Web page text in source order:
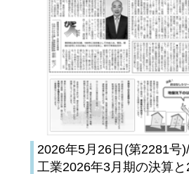
2026年5月26日(第2281号
工業2026年3月期の決算